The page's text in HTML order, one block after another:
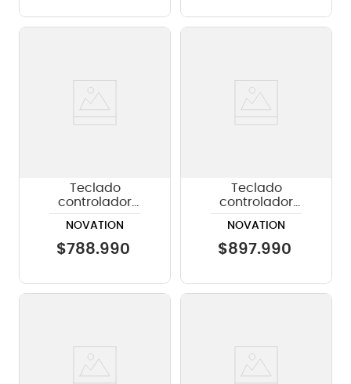
Teclado
controlador
49 teclas
NOVATION
$788.990
Teclado
controlador
61 teclas
NOVATION
$897.990